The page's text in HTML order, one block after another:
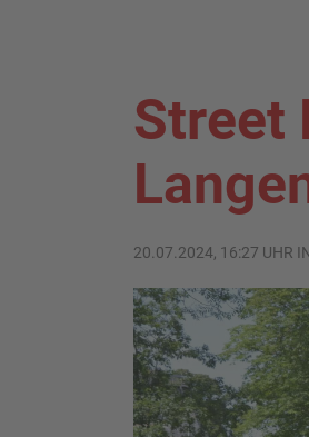
Street
20.07.2024, 16:27 UHR